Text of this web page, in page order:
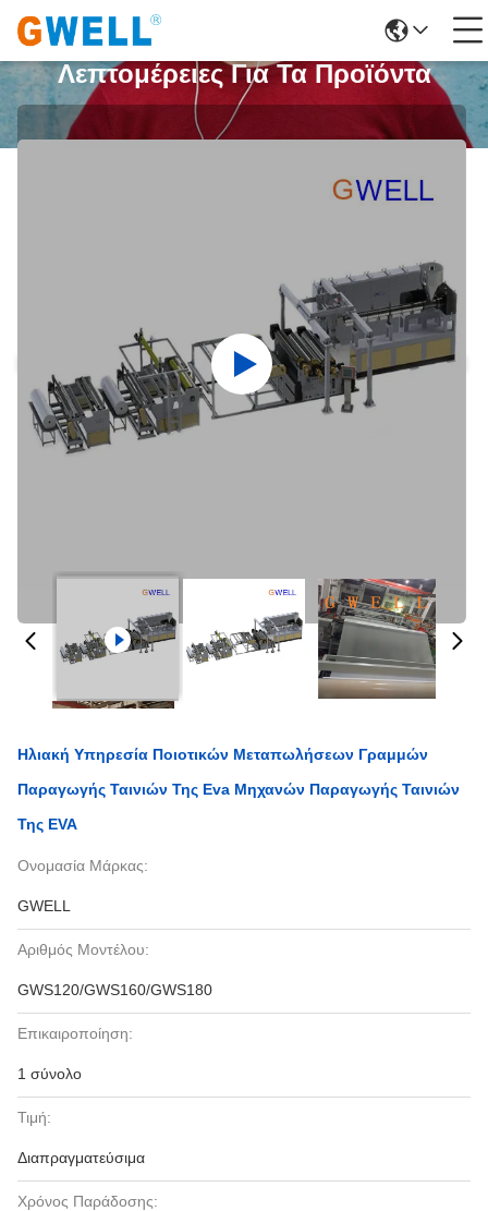
Λεπτομέρειες Για Τα Προϊόντα
Ηλιακή Υπηρεσία Ποιοτικών Μεταπωλήσεων Γραμμών
Παραγωγής Ταινιών Της Eva Μηχανών Παραγωγής Ταινιών
Της EVA
Ονομασία Μάρκας:
GWELL
Αριθμός Μοντέλου:
GWS120/GWS160/GWS180
Επικαιροποίηση:
1 σύνολο
Τιμή:
Διαπραγματεύσιμα
Χρόνος Παράδοσης: